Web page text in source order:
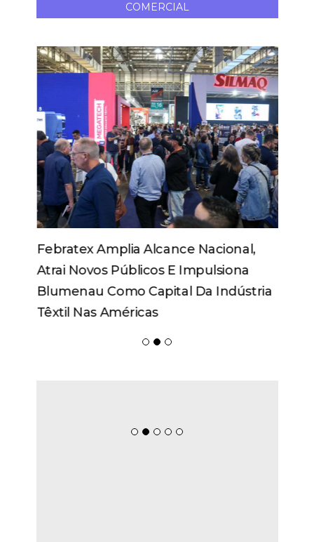
COMERCIAL
Febratex Amplia Alcance Nacional,
Atrai Novos Públicos E Impulsiona
Blumenau Como Capital Da Indústria
Têxtil Nas Américas